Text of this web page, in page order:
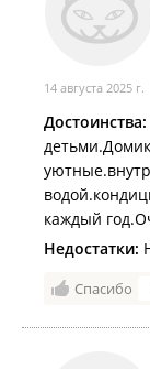
14 августа 2025 г.
Достоинства:
каждый
Недостатки:
Спасибо